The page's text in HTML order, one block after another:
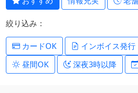
絞り込み：
カードOK インボイス発行
昼間OK
深夜3時以降